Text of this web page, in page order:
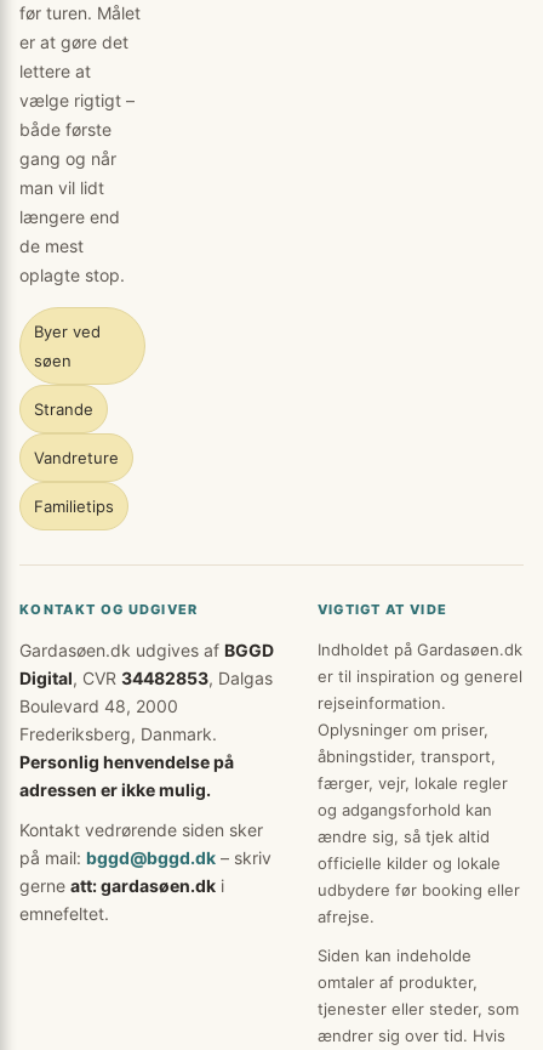
før turen. Målet
er at gøre det
lettere at
vælge rigtigt –
både første
gang og når
man vil lidt
længere end
de mest
oplagte stop.
Byer ved
søen
Strande
Vandreture
Familietips
KONTAKT OG UDGIVER
Gardasøen.dk udgives af BGGD
Digital, CVR 34482853, Dalgas
Boulevard 48, 2000
Frederiksberg, Danmark.
Personlig henvendelse på
adressen er ikke mulig.
Kontakt vedrørende siden sker
på mail: bggd@bggd.dk – skriv
gerne att: gardasøen.dk i
emnefeltet.
VIGTIGT AT VIDE
Indholdet på Gardasøen.dk
er til inspiration og generel
rejseinformation.
Oplysninger om priser,
åbningstider, transport,
færger, vejr, lokale regler
og adgangsforhold kan
ændre sig, så tjek altid
officielle kilder og lokale
udbydere før booking eller
afrejse.
Siden kan indeholde
omtaler af produkter,
tjenester eller steder, som
ændrer sig over tid. Hvis